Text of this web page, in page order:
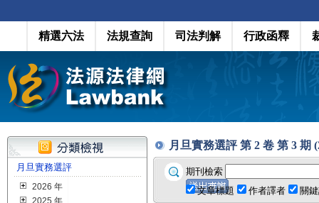
精選六法 法規查詢 司法判解 行政函釋
月旦實務選評
2026 年
2025 年
月旦實務選評 第 2 卷 第 3 期
期刊檢索
文章標題
作者譯者 關